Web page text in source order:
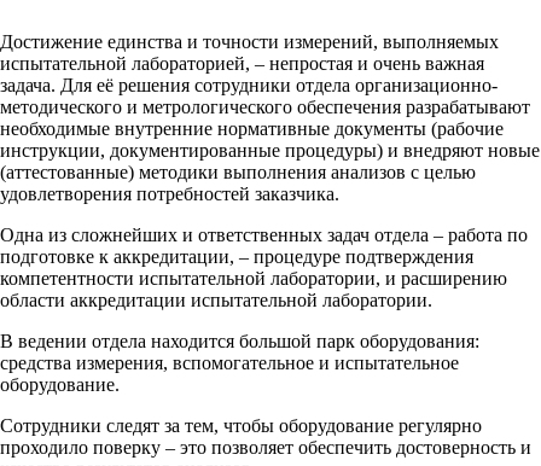
Достижение единства и точности измерений, выполняемых
испытательной лабораторией, – непростая и очень важная
задача. Для её решения сотрудники отдела организационно-
методического и метрологического обеспечения разрабатывают
необходимые внутренние нормативные документы (рабочие
инструкции, документированные процедуры) и внедряют новые
(аттестованные) методики выполнения анализов с целью
удовлетворения потребностей заказчика.
Одна из сложнейших и ответственных задач отдела – работа по
подготовке к аккредитации, ‒ процедуре подтверждения
компетентности испытательной лаборатории, и расширению
области аккредитации испытательной лаборатории.
В ведении отдела находится большой парк оборудования:
средства измерения, вспомогательное и испытательное
оборудование.
Сотрудники следят за тем, чтобы оборудование регулярно
проходило поверку – это позволяет обеспечить достоверность и